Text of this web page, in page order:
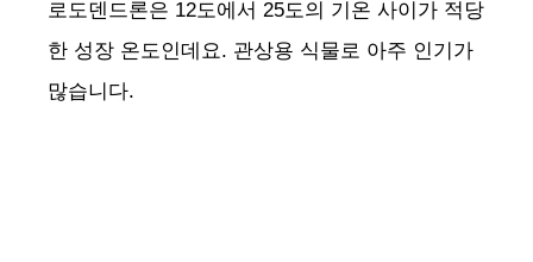
로도덴드론은 12도에서 25도의 기온 사이가 적당
한 성장 온도인데요. 관상용 식물로 아주 인기가
많습니다.